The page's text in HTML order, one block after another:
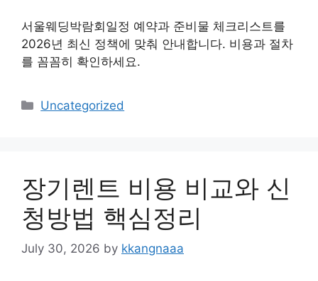
서울웨딩박람회일정 예약과 준비물 체크리스트를
2026년 최신 정책에 맞춰 안내합니다. 비용과 절차
를 꼼꼼히 확인하세요.
Categories
Uncategorized
장기렌트 비용 비교와 신
청방법 핵심정리
July 30, 2026 by kkangnaaa